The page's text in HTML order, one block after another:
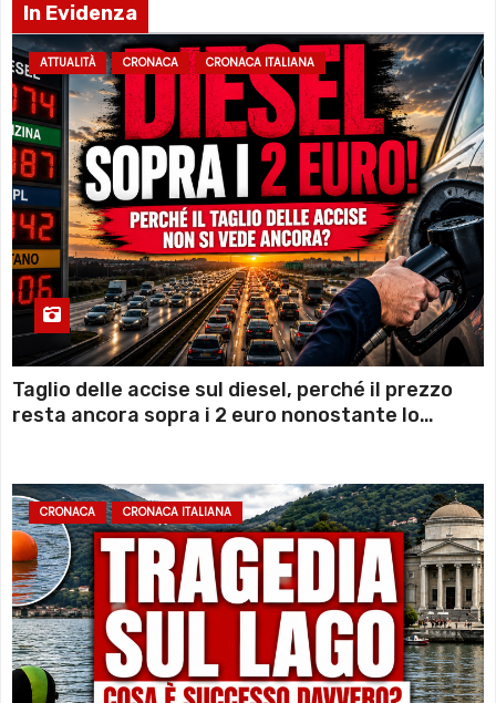
In Evidenza
ATTUALITÀ CRONACA CRONACA ITALIANA
Taglio delle accise sul diesel, perché il prezzo
resta ancora sopra i 2 euro nonostante lo
CRONACA CRONACA ITALIANA